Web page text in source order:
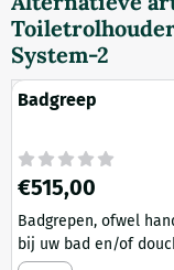
System-2
Badgreep
Prijs: 515,00
€515,00
Badgrepen, ofwel
bij uw bad en/of